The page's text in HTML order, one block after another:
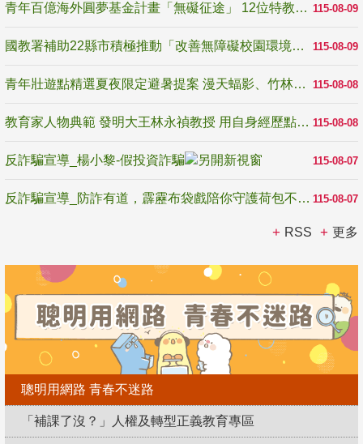
115-08-09
青年百億海外圓夢基金計畫「無礙征途」 12位特教與弱勢青年勇闖西班牙 跨越感官限制見證生命蛻變
115-08-09
國教署補助22縣市積極推動「改善無障礙校園環境計畫」 打造友善、安全、無礙學習空間
115-08-08
青年壯遊點精選夏夜限定避暑提案 漫天蝠影、竹林尋蛙、茶香夜觀 邀青年暮色出發
115-08-08
教育家人物典範 發明大王林永禎教授 用自身經歷點亮學生的路
115-08-07
反詐騙宣導_楊小黎-假投資詐騙
115-08-07
反詐騙宣導_防詐有道，霹靂布袋戲陪你守護荷包不受騙
RSS 更多
聰明用網路 青春不迷路
「補課了沒？」人權及轉型正義教育專區